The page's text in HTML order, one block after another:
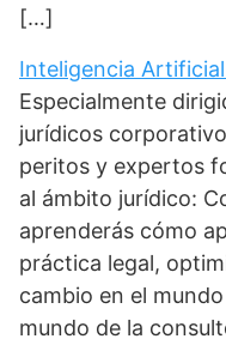
[…]
Inteligencia
Especialmente
jurídicos
peritos y expertos
al ámbito jurídico:
aprenderás cómo
práctica legal,
cambio en el
mundo de la